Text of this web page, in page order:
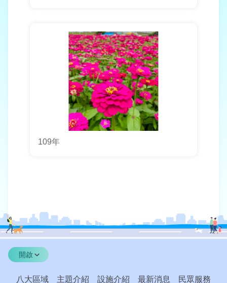
109年
開啟
八大區域 主題介紹 設施介紹 最新消息 民眾服務